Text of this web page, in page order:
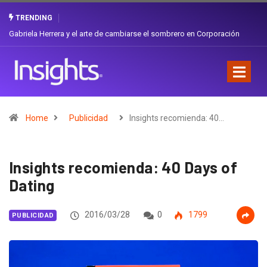
TRENDING
Gabriela Herrera y el arte de cambiarse el sombrero en Corporación
Home Publicidad Insights recomienda: 40…
Insights recomienda: 40 Days of
Dating
PUBLICIDAD 2016/03/28 0 1799